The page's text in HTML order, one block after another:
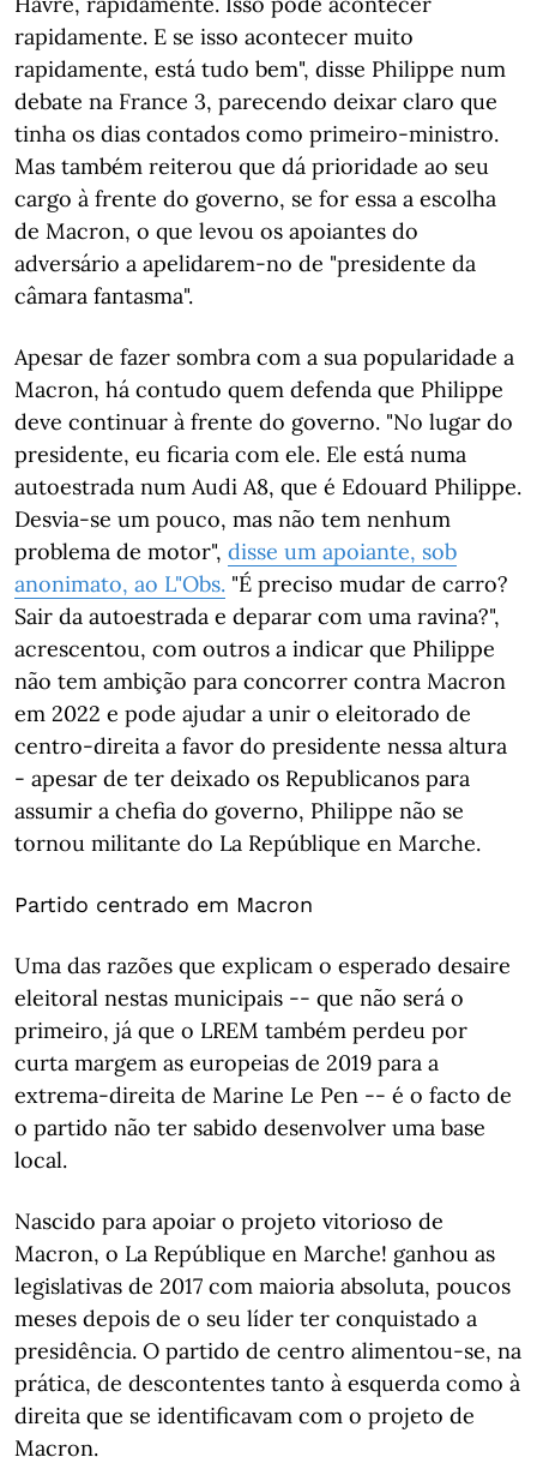
rapidamente. E se isso acontecer muito
rapidamente, está tudo bem", disse Philippe num
debate na France 3, parecendo deixar claro que
tinha os dias contados como primeiro-ministro.
Mas também reiterou que dá prioridade ao seu
cargo à frente do governo, se for essa a escolha
de Macron, o que levou os apoiantes do
adversário a apelidarem-no de "presidente da
câmara fantasma".
Apesar de fazer sombra com a sua popularidade a
Macron, há contudo quem defenda que Philippe
deve continuar à frente do governo. "No lugar do
presidente, eu ficaria com ele. Ele está numa
autoestrada num Audi A8, que é Edouard Philippe.
Desvia-se um pouco, mas não tem nenhum
problema de motor", disse um apoiante, sob
anonimato, ao L"Obs. "É preciso mudar de carro?
Sair da autoestrada e deparar com uma ravina?",
acrescentou, com outros a indicar que Philippe
não tem ambição para concorrer contra Macron
em 2022 e pode ajudar a unir o eleitorado de
centro-direita a favor do presidente nessa altura
- apesar de ter deixado os Republicanos para
assumir a chefia do governo, Philippe não se
tornou militante do La Repúblique en Marche.
Partido centrado em Macron
Uma das razões que explicam o esperado desaire
eleitoral nestas municipais -- que não será o
primeiro, já que o LREM também perdeu por
curta margem as europeias de 2019 para a
extrema-direita de Marine Le Pen -- é o facto de
o partido não ter sabido desenvolver uma base
local.
Nascido para apoiar o projeto vitorioso de
Macron, o La Repúblique en Marche! ganhou as
legislativas de 2017 com maioria absoluta, poucos
meses depois de o seu líder ter conquistado a
presidência. O partido de centro alimentou-se, na
prática, de descontentes tanto à esquerda como à
direita que se identificavam com o projeto de
Macron.